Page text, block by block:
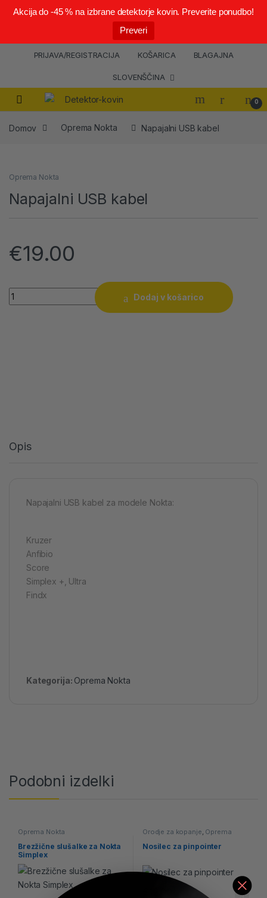
Akcija do -45 % na izbrane detektorje kovin. Preverite ponudbo!
Preveri
PRIJAVA/REGISTRACIJA KOŠARICA BLAGAJNA
SLOVENŠČINA
0
Domov Oprema Nokta Napajalni USB kabel
Oprema Nokta
Napajalni USB kabel
€19.00
Quantity
Dodaj v košarico
Opis
Napajalni USB kabel za modele Nokta:
Kruzer
Anfibio
Score
Simplex +, Ultra
Findx
Kategorija: Oprema Nokta
Podobni izdelki
Oprema Nokta
Brezžične slušalke za Nokta
Simplex
Orodje za kopanje Oprema
Nokta
Nosilec za pinpointer